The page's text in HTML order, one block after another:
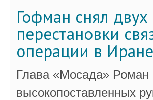
Гофман снял
перестановки
операции в Иране
Глава «Мосада» Роман
высокопоставленных